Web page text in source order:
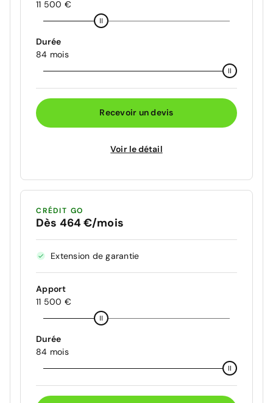
11 500 €
Durée
84 mois
Recevoir un devis
Voir le détail
CRÉDIT GO
Dès 464 €/mois
Extension de garantie
Apport
11 500 €
Durée
84 mois